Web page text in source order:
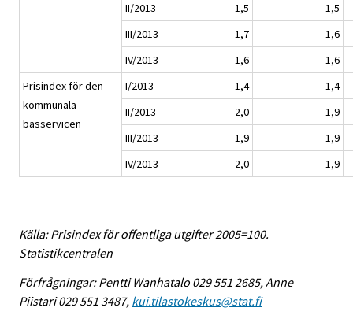
II/2013
1,5
1,5
III/2013
1,7
1,6
IV/2013
1,6
1,6
Prisindex för den
kommunala
basservicen
I/2013 1,4
1,4
II/2013
2,0
1,9
III/2013
1,9
1,9
IV/2013
2,0 1,9
Källa: Prisindex för offentliga utgifter 2005=100.
Statistikcentralen
Förfrågningar: Pentti Wanhatalo 029 551 2685, Anne
Piistari 029 551 3487, kui.tilastokeskus@stat.fi